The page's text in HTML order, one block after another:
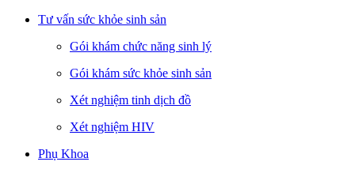
Tư vấn sức khỏe sinh sản
Gói khám chức năng sinh lý
Gói khám sức khỏe sinh sản
Xét nghiệm tinh dịch đồ
Xét nghiệm HIV
Phụ Khoa